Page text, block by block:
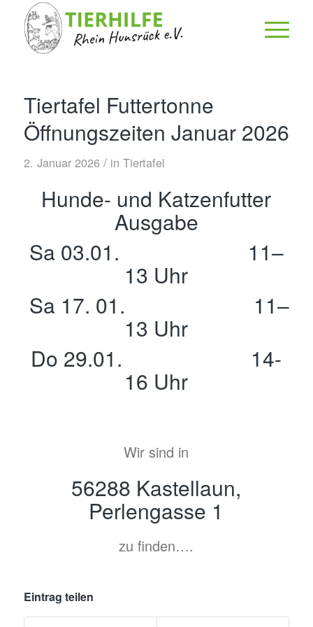
Tiertafel Futtertonne
Öffnungszeiten Januar 2026
2. Januar 2026 / in Tiertafel
Hunde- und Katzenfutter
Ausgabe
Sa 03.01. 11–
13 Uhr
Sa 17. 01. 11–
13 Uhr
Do 29.01. 14-
16 Uhr
Wir sind in
56288 Kastellaun,
Perlengasse 1
zu finden….
Eintrag teilen